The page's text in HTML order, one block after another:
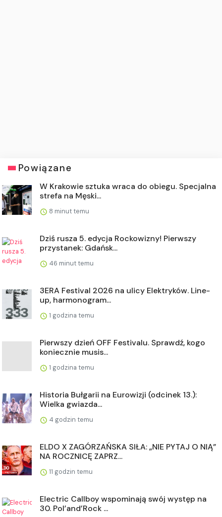
Powiązane
W Krakowie sztuka wraca do obiegu. Specjalna
strefa na Męski...
8 minut temu
Dziś rusza 5. edycja Rockowizny! Pierwszy
przystanek: Gdańsk...
46 minut temu
3ERA Festival 2026 na ulicy Elektryków. Line-
up, harmonogram...
1 godzina temu
Pierwszy dzień OFF Festivalu. Sprawdź, kogo
koniecznie musis...
1 godzina temu
Historia Bułgarii na Eurowizji (odcinek 13.):
Wielka gwiazda...
4 godzin temu
ELDO X ZAGÓRZAŃSKA SIŁA: „NIE PYTAJ O NIĄ”
NA ROCZNICĘ ZAPRZ...
11 godzin temu
Electric Callboy wspominają swój występ na
30. Pol’and’Rock ...